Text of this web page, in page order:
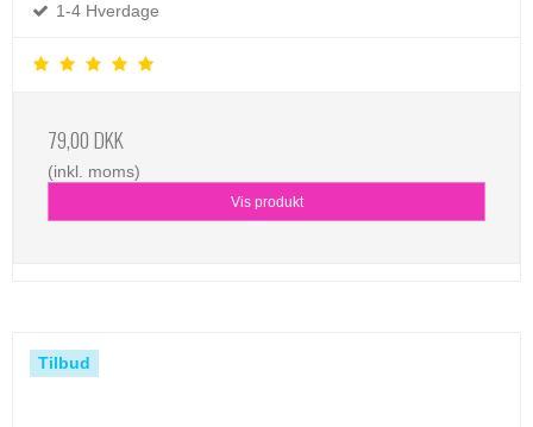
1-4 Hverdage
79,00 DKK
(inkl. moms)
Vis produkt
Tilbud